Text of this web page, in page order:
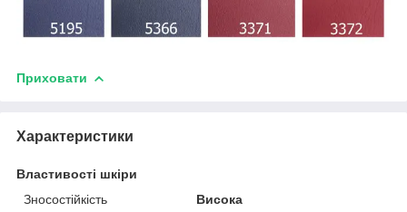
Приховати
Характеристики
Властивості шкіри
Зносостійкість
Висока